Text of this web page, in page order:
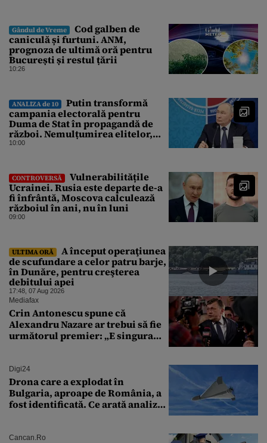
Gândul de Vreme
Cod galben de
caniculă și furtuni. ANM,
prognoza de ultimă oră pentru
București și restul țării
10:26
ANALIZA de 10
Putin transformă
campania electorală pentru
Duma de Stat în propagandă de
război. Nemulțumirea elitelor,
tratată cu indiferență la Kremlin
10:00
CONTROVERSĂ
Vulnerabilitățile
Ucrainei. Rusia este departe de-a
fi înfrântă, Moscova calculează
războiul în ani, nu în luni
09:00
ULTIMA ORĂ
A început operaţiunea
de scufundare a celor patru barje,
în Dunăre, pentru creşterea
debitului apei
17:48, 07 Aug 2026
Mediafax
Crin Antonescu spune că
Alexandru Nazare ar trebui să fie
următorul premier: „E singura
Digi24
Drona care a explodat în
Bulgaria, aproape de România, a
fost identificată. Ce arată analiza
Cancan.ro